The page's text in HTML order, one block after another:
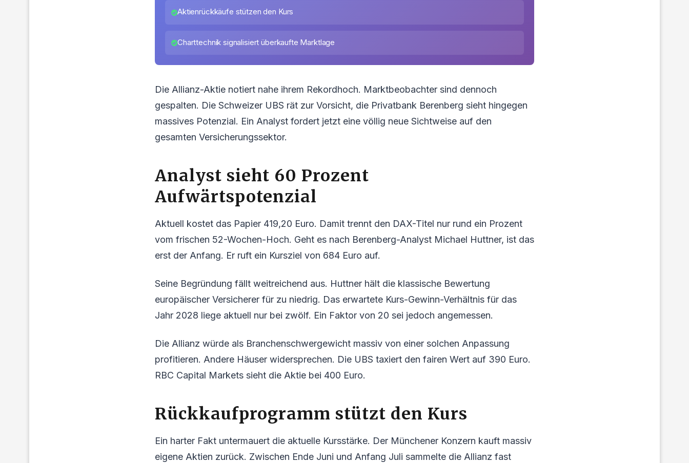
Aktienrückkäufe stützen den Kurs
Charttechnik signalisiert überkaufte Marktlage
Die Allianz-Aktie notiert nahe ihrem Rekordhoch. Marktbeobachter sind dennoch
gespalten. Die Schweizer UBS rät zur Vorsicht, die Privatbank Berenberg sieht hingegen
massives Potenzial. Ein Analyst fordert jetzt eine völlig neue Sichtweise auf den
gesamten Versicherungssektor.
Analyst sieht 60 Prozent
Aufwärtspotenzial
Aktuell kostet das Papier 419,20 Euro. Damit trennt den DAX-Titel nur rund ein Prozent
vom frischen 52-Wochen-Hoch. Geht es nach Berenberg-Analyst Michael Huttner, ist das
erst der Anfang. Er ruft ein Kursziel von 684 Euro auf.
Seine Begründung fällt weitreichend aus. Huttner hält die klassische Bewertung
europäischer Versicherer für zu niedrig. Das erwartete Kurs-Gewinn-Verhältnis für das
Jahr 2028 liege aktuell nur bei zwölf. Ein Faktor von 20 sei jedoch angemessen.
Die Allianz würde als Branchenschwergewicht massiv von einer solchen Anpassung
profitieren. Andere Häuser widersprechen. Die UBS taxiert den fairen Wert auf 390 Euro.
RBC Capital Markets sieht die Aktie bei 400 Euro.
Rückkaufprogramm stützt den Kurs
Ein harter Fakt untermauert die aktuelle Kursstärke. Der Münchener Konzern kauft massiv
eigene Aktien zurück. Zwischen Ende Juni und Anfang Juli sammelte die Allianz fast